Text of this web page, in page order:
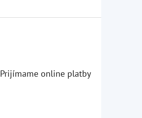
Prijímame online platby